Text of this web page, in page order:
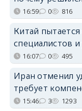
16:59 0 816
Китай
специалистов
16:07 0 495
Иран отменил
требует
15:46 3 1293